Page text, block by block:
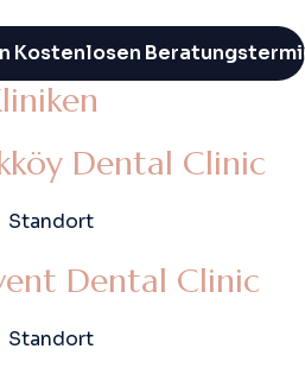
liniken
Dental Clinic
Standort
Dental Clinic
Standort